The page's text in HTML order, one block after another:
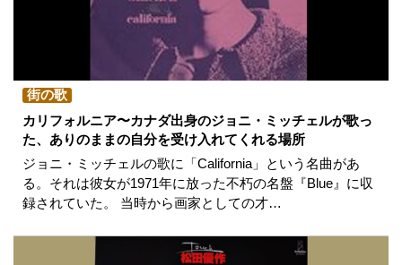
街の歌
カリフォルニア〜カナダ出身のジョニ・ミッチェルが歌っ
た、ありのままの自分を受け入れてくれる場所
ジョニ・ミッチェルの歌に「California」という名曲があ
る。それは彼女が1971年に放った不朽の名盤『Blue』に収
録されていた。 当時から画家としての才…